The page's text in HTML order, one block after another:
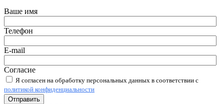
Ваше имя
Телефон
E-mail
Согласие
Я согласен на обработку персональных данных в соответствии с
политикой конфиденциальности
Отправить